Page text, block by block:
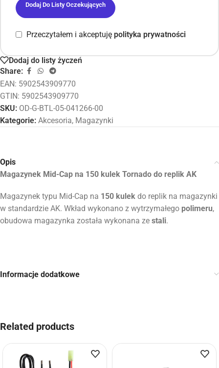
Dodaj Do Listy Oczekujących
Przeczytałem i akceptuję polityka prywatności
Dodaj do listy życzeń
Share:
EAN: 5902543909770
GTIN: 5902543909770
SKU: OD-G-BTL-05-041266-00
Kategorie: Akcesoria, Magazynki
Opis
Magazynek Mid-Cap na 150 kulek Tornado do replik AK
Magazynek typu Mid-Cap na 150 kulek do replik na magazynki
w standardzie AK. Wkład wykonano z wytrzymałego polimeru,
obudowa magazynka została wykonana ze stali.
Informacje dodatkowe
Related products